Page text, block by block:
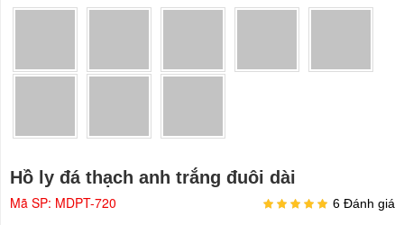
Hồ ly đá thạch anh trắng đuôi dài
Mã SP: MDPT-720 6 Đánh giá